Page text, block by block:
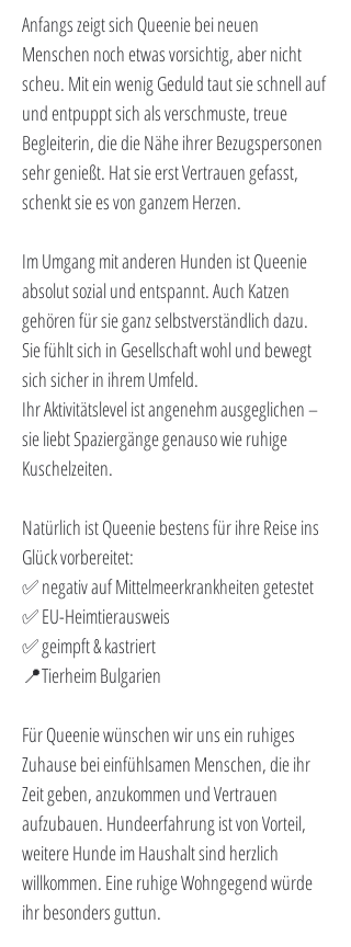
Anfangs zeigt sich Queenie bei neuen
Menschen noch etwas vorsichtig, aber nicht
scheu. Mit ein wenig Geduld taut sie schnell auf
und entpuppt sich als verschmuste, treue
Begleiterin, die die Nähe ihrer Bezugspersonen
sehr genießt. Hat sie erst Vertrauen gefasst,
schenkt sie es von ganzem Herzen.
Im Umgang mit anderen Hunden ist Queenie
absolut sozial und entspannt. Auch Katzen
gehören für sie ganz selbstverständlich dazu.
Sie fühlt sich in Gesellschaft wohl und bewegt
sich sicher in ihrem Umfeld.
Ihr Aktivitätslevel ist angenehm ausgeglichen –
sie liebt Spaziergänge genauso wie ruhige
Kuschelzeiten.
Natürlich ist Queenie bestens für ihre Reise ins
Glück vorbereitet:
✅ negativ auf Mittelmeerkrankheiten getestet
✅ EU-Heimtierausweis
✅ geimpft & kastriert
📍Tierheim Bulgarien
Für Queenie wünschen wir uns ein ruhiges
Zuhause bei einfühlsamen Menschen, die ihr
Zeit geben, anzukommen und Vertrauen
aufzubauen. Hundeerfahrung ist von Vorteil,
weitere Hunde im Haushalt sind herzlich
willkommen. Eine ruhige Wohngegend würde
ihr besonders guttun.